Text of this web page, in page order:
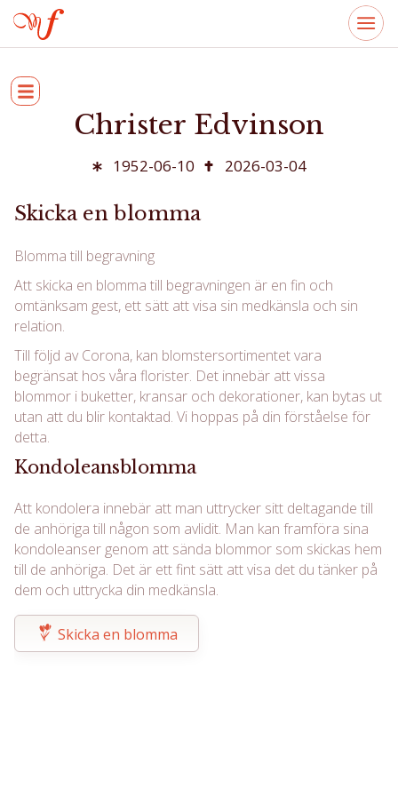
Christer Edvinson
1952-06-10 2026-03-04
Skicka en blomma
Blomma till begravning
Att skicka en blomma till begravningen är en fin och
omtänksam gest, ett sätt att visa sin medkänsla och sin
relation.
Till följd av Corona, kan blomstersortimentet vara
begränsat hos våra florister. Det innebär att vissa
blommor i buketter, kransar och dekorationer, kan bytas ut
utan att du blir kontaktad. Vi hoppas på din förståelse för
detta.
Kondoleansblomma
Att kondolera innebär att man uttrycker sitt deltagande till
de anhöriga till någon som avlidit. Man kan framföra sina
kondoleanser genom att sända blommor som skickas hem
till de anhöriga. Det är ett fint sätt att visa det du tänker på
dem och uttrycka din medkänsla.
Skicka en blomma